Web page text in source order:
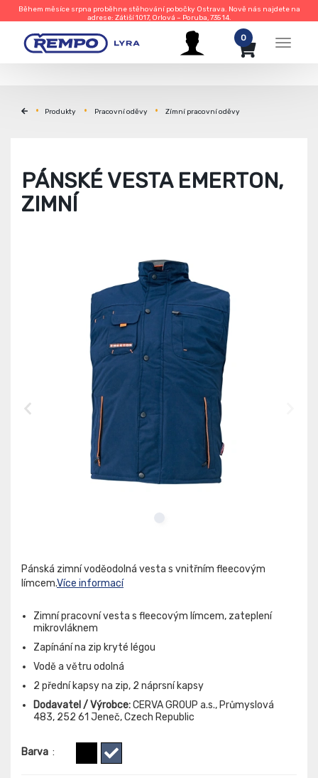
Během měsíce srpna proběhne stěhování pobočky Ostrava. Nově nás najdete na
adrese: Zátiší 1017, Orlová – Poruba, 735 14.
Menu
0
Produkty Pracovní oděvy Zímní pracovní oděvy
PÁNSKÉ VESTA EMERTON,
ZIMNÍ
Pánská zimní voděodolná vesta s vnitřním fleecovým
límcem.Více informací
Zimní pracovní vesta s fleecovým límcem, zateplení
mikrovláknem
Zapínání na zip kryté légou
Vodě a větru odolná
2 přední kapsy na zip, 2 náprsní kapsy
Dodavatel / Výrobce:CERVA GROUP a.s., Průmyslová
483, 252 61 Jeneč, Czech Republic
Barva :